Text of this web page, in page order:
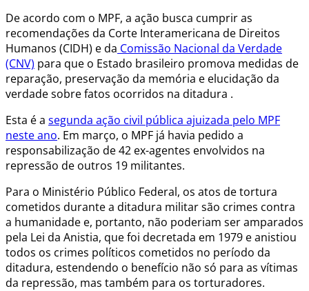
De acordo com o MPF, a ação busca cumprir as
recomendações da Corte Interamericana de Direitos
Humanos (CIDH) e da Comissão Nacional da Verdade
(CNV) para que o Estado brasileiro promova medidas de
reparação, preservação da memória e elucidação da
verdade sobre fatos ocorridos na ditadura .
Esta é a segunda ação civil pública ajuizada pelo MPF
neste ano. Em março, o MPF já havia pedido a
responsabilização de 42 ex-agentes envolvidos na
repressão de outros 19 militantes.
Para o Ministério Público Federal, os atos de tortura
cometidos durante a ditadura militar são crimes contra
a humanidade e, portanto, não poderiam ser amparados
pela Lei da Anistia, que foi decretada em 1979 e anistiou
todos os crimes políticos cometidos no período da
ditadura, estendendo o benefício não só para as vítimas
da repressão, mas também para os torturadores.